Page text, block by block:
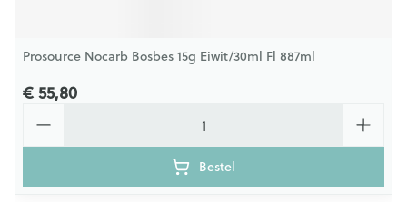
Prosource Nocarb Bosbes 15g Eiwit/30ml Fl 887ml
€ 55,80
Bestel